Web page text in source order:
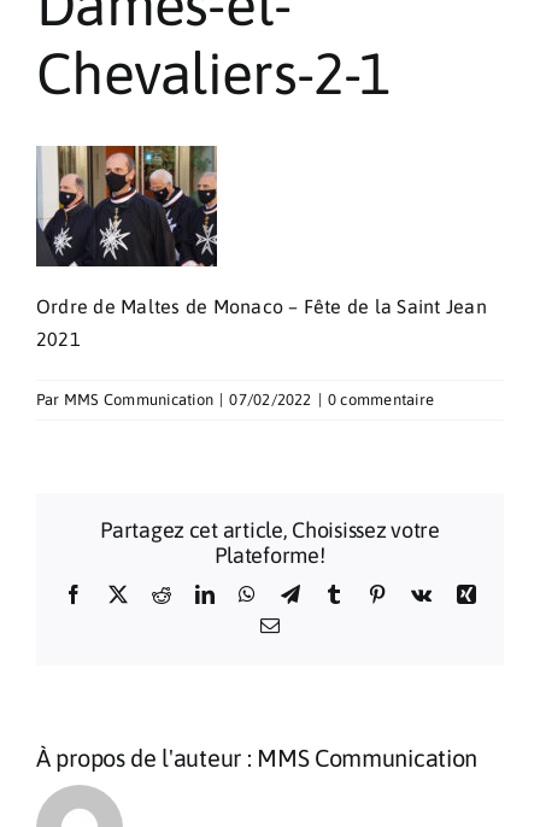
Contact
Chevaliers-2-1
Ordre de Maltes de Monaco – Fête de la Saint Jean
2021
Par MMS Communication 07/02/2022 0 commentaire
Partagez cet article, Choisissez votre
Plateforme!
Facebook
X RedditLinkedInWhatsApp
TelegramTumblr Pinterest
Vk
Xing
Email
À propos de l'auteur : MMS Communication